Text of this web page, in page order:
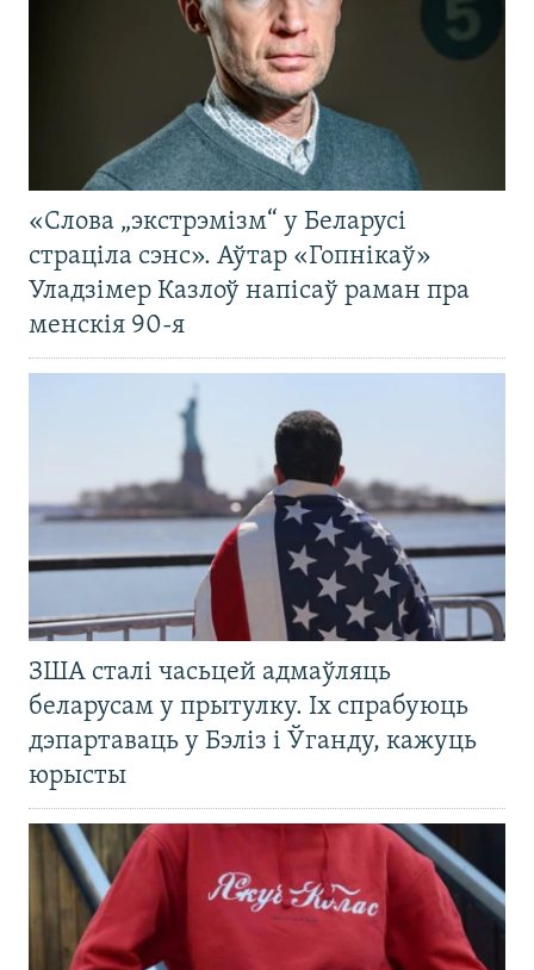
«Слова „экстрэмізм“ у Беларусі
страціла сэнс». Аўтар «Гопнікаў»
Уладзімер Казлоў напісаў раман пра
менскія 90-я
ЗША сталі часьцей адмаўляць
беларусам у прытулку. Іх спрабуюць
дэпартаваць у Бэліз і Ўганду, кажуць
юрысты